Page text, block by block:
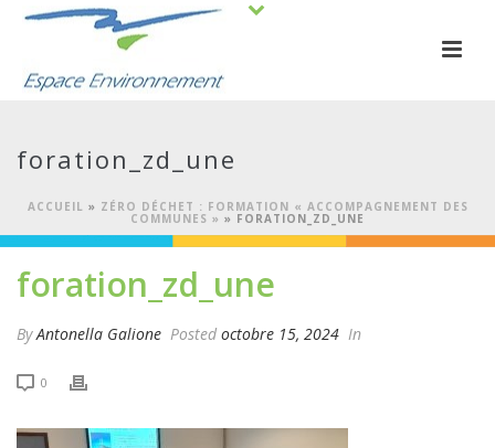
foration_zd_une
ACCUEIL » ZÉRO DÉCHET : FORMATION « ACCOMPAGNEMENT DES
COMMUNES » » FORATION_ZD_UNE
foration_zd_une
ByAntonella Galione Posted octobre 15, 2024 In
0